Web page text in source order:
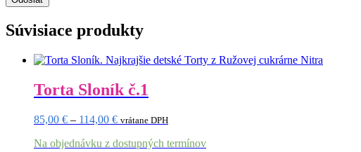
Súvisiace produkty
Torta Sloník č.1
85,00 € – 114,00 €Price
85,00 €
vrátane DPH
Na objednávku z dostupných termínov